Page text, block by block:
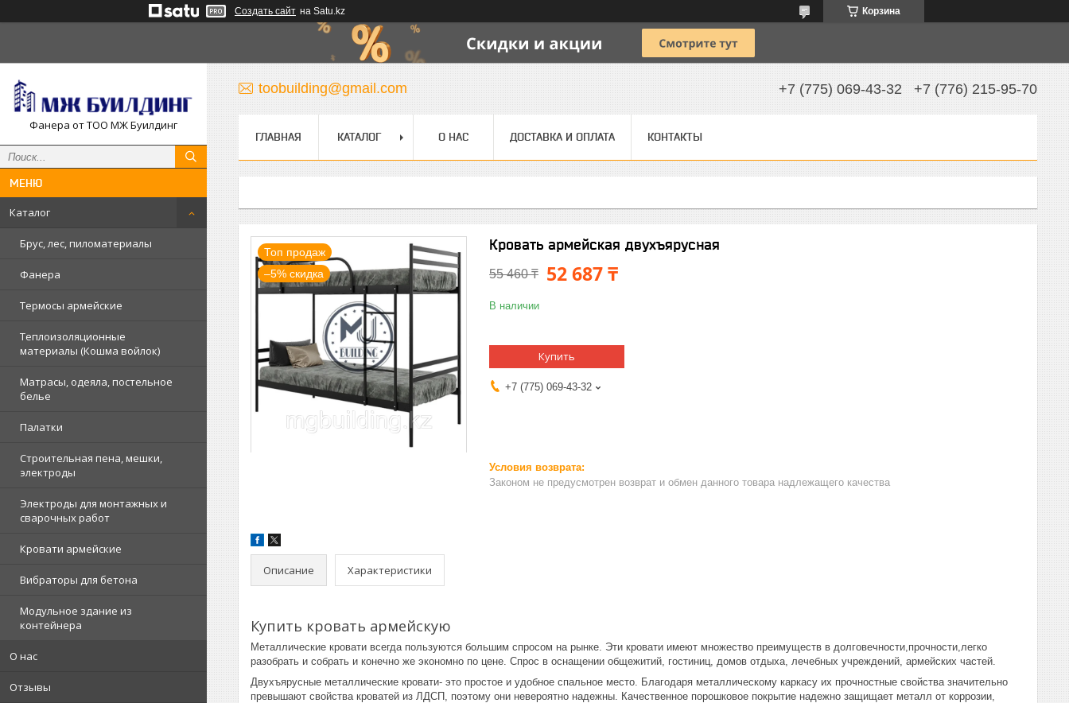
Создать сайт на Satu.kz Корзина
Фанера от ТОО МЖ Буилдинг
Каталог
Брус, лес, пиломатериалы
Фанера
Термосы армейские
Теплоизоляционные
материалы (Кошма войлок)
Матрасы, одеяла, постельное
белье
Палатки
Строительная пена, мешки,
электроды
Электроды для монтажных и
сварочных работ
Кровати армейские
Вибраторы для бетона
Модульное здание из
контейнера
О нас
Отзывы
toobuilding@gmail.com +7 (775) 069-43-32 +7 (776) 215-95-70
ГЛАВНАЯ КАТАЛОГ О НАС ДОСТАВКА И ОПЛАТА КОНТАКТЫ
–5%
Топ продаж Кровать армейская двухъярусная
55 460 ₸ 52 687 ₸
В наличии
Купить
+7 (775) 069-43-32
Законом не предусмотрен возврат и обмен данного товара надлежащего качества
Описание Характеристики
Купить кровать армейскую
Металлические кровати всегда пользуются большим спросом на рынке. Эти кровати имеют множество преимуществ в долговечности,прочности,легко
разобрать и собрать и конечно же экономно по цене. Спрос в оснащении общежитий, гостиниц, домов отдыха, лечебных учреждений, армейских частей.
Двухъярусные металлические кровати- это простое и удобное спальное место. Благодаря металлическому каркасу их прочностные свойства значительно
превышают свойства кроватей из ЛДСП, поэтому они невероятно надежны. Качественное порошковое покрытие надежно защищает металл от коррозии,